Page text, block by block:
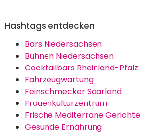
Hashtags entdecken
Bars Niedersachsen
Bühnen Niedersachsen
Cocktailbars Rheinland-Pfalz
Fahrzeugwartung
Feinschmecker Saarland
Frauenkulturzentrum
Frische Mediterrane Gerichte
Gesunde Ernährung